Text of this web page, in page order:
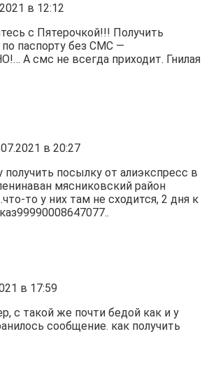
в 12:12
с Пятерочкой!!! Получить
по паспорту без СМС —
А смс не всегда приходит. Гнилая
в 20:27
получить посылку от алиэкспресс в
мясниковский район
то у них там не сходится, 2 дня к
в 17:59
с такой же почти бедой как и у
сообщение. как получить